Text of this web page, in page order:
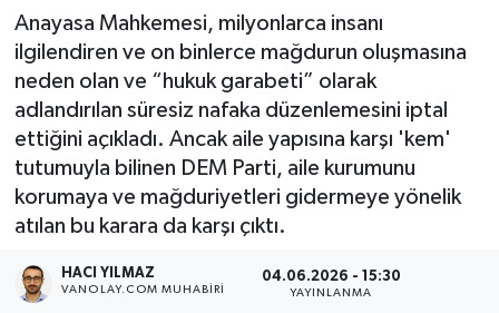
Anayasa Mahkemesi, milyonlarca insanı
ilgilendiren ve on binlerce mağdurun oluşmasına
neden olan ve “hukuk garabeti” olarak
adlandırılan süresiz nafaka düzenlemesini iptal
ettiğini açıkladı. Ancak aile yapısına karşı 'kem'
tutumuyla bilinen DEM Parti, aile kurumunu
korumaya ve mağduriyetleri gidermeye yönelik
atılan bu karara da karşı çıktı.
HACI YILMAZ
VANOLAY.COM MUHABIRI
04.06.2026 - 15:30
YAYINLANMA
Bilim & Teknoloji
Dünya
RESMİ İLANLAR
Son Dakika Haberleri
Haber Arşivi